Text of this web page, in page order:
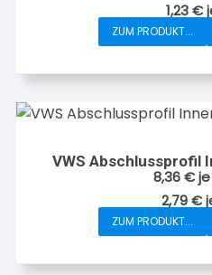
1,23€
ZUM PRODUKT...
VWS Abschlussprofil
8,36€
2,79€
ZUM PRODUKT...